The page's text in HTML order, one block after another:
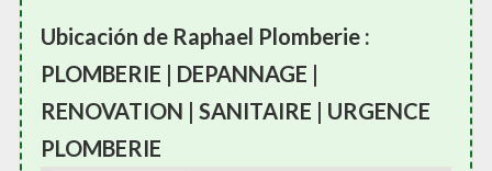
Ubicación de Raphael Plomberie :
PLOMBERIE | DEPANNAGE |
RENOVATION | SANITAIRE | URGENCE
PLOMBERIE